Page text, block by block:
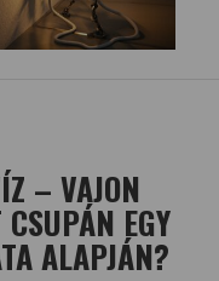
– VAJON
EGY
ALAPJÁN?